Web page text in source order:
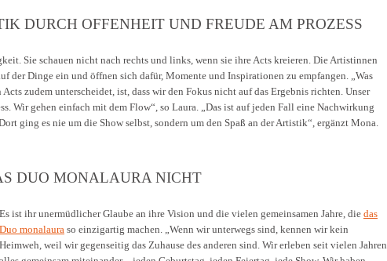
DURCH OFFENHEIT UND FREUDE AM PROZESS
Sie schauen nicht nach rechts und links, wenn sie ihre Acts kreieren. Die Artistinnen
der Dinge ein und öffnen sich dafür, Momente und Inspirationen zu empfangen. „Was
Acts zudem unterscheidet, ist, dass wir den Fokus nicht auf das Ergebnis richten. Unser
Wir gehen einfach mit dem Flow“, so Laura. „Das ist auf jeden Fall eine Nachwirkung
ging es nie um die Show selbst, sondern um den Spaß an der Artistik“, ergänzt Mona.
DUO MONALAURA NICHT
Es ist ihr unermüdlicher Glaube an ihre Vision und die vielen gemeinsamen Jahre, die das
Duo monalaura so einzigartig machen. „Wenn wir unterwegs sind, kennen wir kein
Heimweh, weil wir gegenseitig das Zuhause des anderen sind. Wir erleben seit vielen Jahren